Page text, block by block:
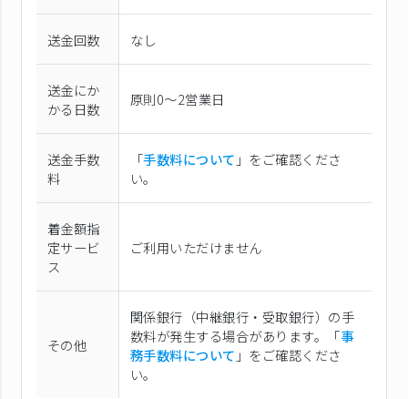
送金回数 なし
送金にか
かる日数
原則0〜2営業日
送金手数
料
「手数料について 」をご確認くださ
い。
着金額指
定サービ
ス
ご利用いただけません
その他
関係銀行（中継銀行・受取銀行）の手
数料が発生する場合があります。「事
務手数料について 」をご確認くださ
い。